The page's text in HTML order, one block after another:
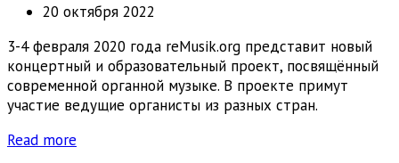
20 октября 2022
3-4 февраля 2020 года reMusik.org представит новый
концертный и образовательный проект, посвящённый
современной органной музыке. В проекте примут
участие ведущие органисты из разных стран.
Read more